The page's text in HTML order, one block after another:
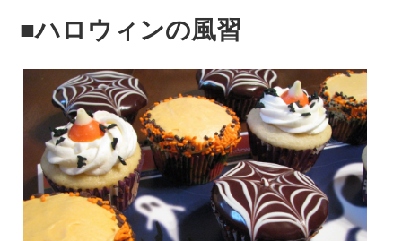
■ハロウィンの風習